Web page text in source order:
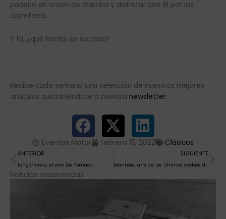
ponerlo en orden de marcha y disfrutar con él por las
carreteras.
Y tú, ¿qué harías en su caso?
Recibe cada semana una selección de nuestros mejores
artículos suscribiéndote a nuestra newsletter.
Eventos Motor febrero 15, 2022 Clásicos
Ant
ANTERIOR
Longchamp, el otro De Tomaso
SIGUIENTE
Mantide, uno de los últimos coches de Bertone
Noticias relacionadas